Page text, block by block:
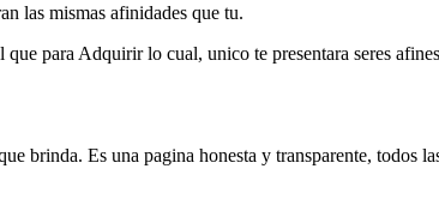
las mismas afinidades que tu.
para Adquirir lo cual, unico te presentara seres
brinda. Es una pagina honesta y transparente, todos